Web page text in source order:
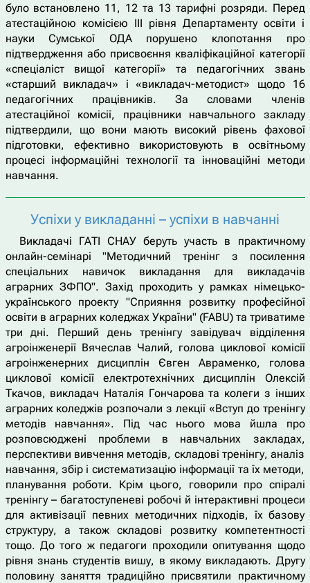
було встановлено 11, 12 та 13 тарифні розряди. Перед
атестаційною комісією ІІІ рівня Департаменту освіти і
науки Сумської ОДА порушено клопотання про
підтвердження або присвоєння кваліфікаційної категорії
«спеціаліст вищої категорії» та педагогічних звань
«старший викладач» і «викладач-методист» щодо 16
педагогічних працівників. За словами членів
атестаційної комісії, працівники навчального закладу
підтвердили, що вони мають високий рівень фахової
підготовки, ефективно використовують в освітньому
процесі інформаційні технології та інноваційні методи
навчання.
Успіхи у викладанні – успіхи в навчанні
Викладачі ГАТІ СНАУ беруть участь в практичному
онлайн-семінарі "Методичний тренінг з посилення
спеціальних навичок викладання для викладачів
аграрних ЗФПО". Захід проходить у рамках німецько-
українського проекту "Сприяння розвитку професійної
освіти в аграрних коледжах України" (FABU) та триватиме
три дні. Перший день тренінгу завідувач відділення
агроінженерії Вячеслав Чалий, голова циклової комісії
агроінженерних дисциплін Євген Авраменко, голова
циклової комісії електротехнічних дисциплін Олексій
Ткачов, викладач Наталія Гончарова та колеги з інших
аграрних коледжів розпочали з лекції «Вступ до тренінгу
методів навчання». Під час нього мова йшла про
розповсюджені проблеми в навчальних закладах,
перспективи вивчення методів, складові тренінгу, аналіз
навчання, збір і систематизацію інформації та їх методи,
планування роботи. Крім цього, говорили про спіралі
тренінгу – багатоступеневі робочі й інтерактивні процеси
для активізації певних методичних підходів, їх базову
структуру, а також складові розвитку компетентності
тощо. До того ж педагоги проходили опитування щодо
рівня знань студентів вишу, в якому викладають. Другу
половину заняття традиційно присвятили практичному